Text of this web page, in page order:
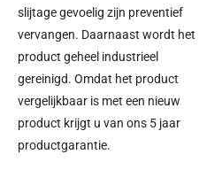
slijtage gevoelig zijn preventief
vervangen. Daarnaast wordt het
product geheel industrieel
gereinigd. Omdat het product
vergelijkbaar is met een nieuw
product krijgt u van ons 5 jaar
productgarantie.